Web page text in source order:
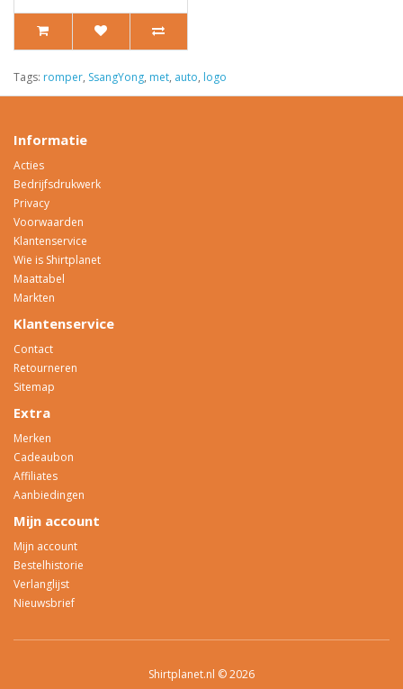
Tags: romper, SsangYong, met, auto, logo
Informatie
Acties
Bedrijfsdrukwerk
Privacy
Voorwaarden
Klantenservice
Wie is Shirtplanet
Maattabel
Markten
Klantenservice
Contact
Retourneren
Sitemap
Extra
Merken
Cadeaubon
Affiliates
Aanbiedingen
Mijn account
Mijn account
Bestelhistorie
Verlanglijst
Nieuwsbrief
Shirtplanet.nl © 2026